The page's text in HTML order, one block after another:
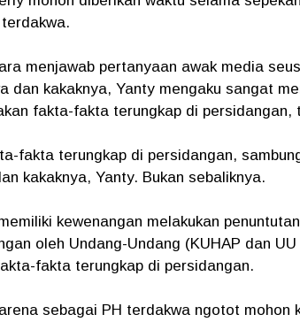
menjawab pertanyaan awak media
dan kakaknya, Yanty mengaku sangat
fakta-fakta terungkap di persidangan,
fakta terungkap di persidangan,
kakaknya, Yanty. Bukan sebaliknya.
kewenangan melakukan
oleh Undang-Undang (KUHAP dan
fakta terungkap di persidangan.
sebagai PH terdakwa ngotot mohon